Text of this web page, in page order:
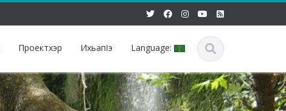
Проектхэр Ихьапӏэ Language: